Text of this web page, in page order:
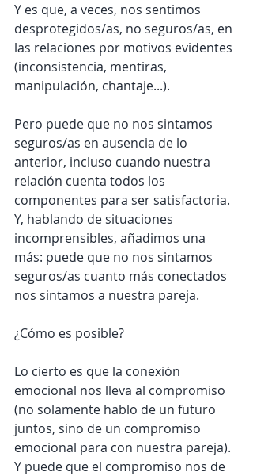
Y es que, a veces, nos sentimos
desprotegidos/as, no seguros/as, en
las relaciones por motivos evidentes
(inconsistencia, mentiras,
manipulación, chantaje...).
Pero puede que no nos sintamos
seguros/as en ausencia de lo
anterior, incluso cuando nuestra
relación cuenta todos los
componentes para ser satisfactoria.
Y, hablando de situaciones
incomprensibles, añadimos una
más: puede que no nos sintamos
seguros/as cuanto más conectados
nos sintamos a nuestra pareja.
¿Cómo es posible?
Lo cierto es que la conexión
emocional nos lleva al compromiso
(no solamente hablo de un futuro
juntos, sino de un compromiso
emocional para con nuestra pareja).
Y puede que el compromiso nos de